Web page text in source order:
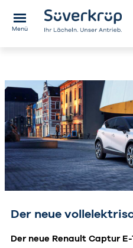
Menü
Der neue
Der neue Renault Captur